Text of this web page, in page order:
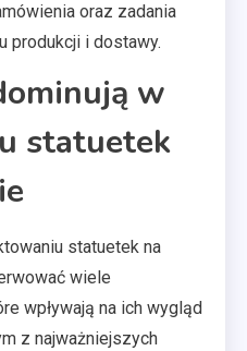
oraz zadania
produkcji i dostawy.
w
statuetek
statuetek na
wiele
wpływają na ich wygląd
z najważniejszych